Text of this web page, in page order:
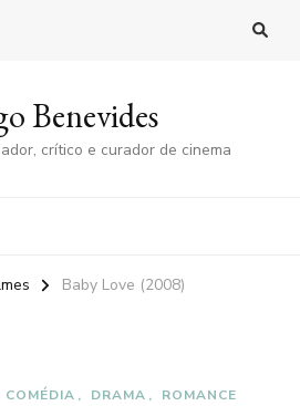
Benevides
crítico e curador de cinema
Baby Love (2008)
COMÉDIA DRAMA ROMANCE